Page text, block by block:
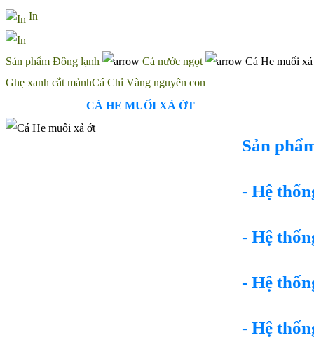
In
Sản phẩm Đông lạnh Cá nước ngọt
Cá He muối
Ghẹ xanh cắt mảnhCá Chỉ Vàng nguyên con
CÁ HE MUỐI XẢ ỚT
Sản
- Hệ
- Hệ
- Hệ
- Hệ